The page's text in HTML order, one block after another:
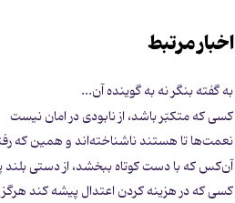
اخبار مرتبط
به گفته بنگر نه به گوینده آن...
کسی که متکبّر باشد، از نابودی در امان نیست
نعمت‌ها تا هستند ناشناخته‌اند و همین که
آن‌کس که با دست کوتاه ببخشد، از دستی بلند
کسی که در هزینه کردن اعتدال پیشه کند